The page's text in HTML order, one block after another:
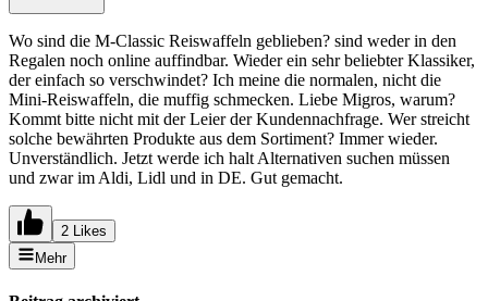
Wo sind die M-Classic Reiswaffeln geblieben? sind weder in den
Regalen noch online auffindbar. Wieder ein sehr beliebter Klassiker,
der einfach so verschwindet? Ich meine die normalen, nicht die
Mini-Reiswaffeln, die muffig schmecken. Liebe Migros, warum?
Kommt bitte nicht mit der Leier der Kundennachfrage. Wer streicht
solche bewährten Produkte aus dem Sortiment? Immer wieder.
Unverständlich. Jetzt werde ich halt Alternativen suchen müssen
und zwar im Aldi, Lidl und in DE. Gut gemacht.
2 Likes
Mehr